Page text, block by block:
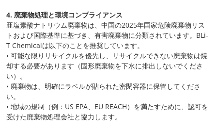
4. 廃棄物処理と環境コンプライアンス
亜塩素酸ナトリウム廃棄物は、中国の2025年国家危険廃棄物リス
トおよび国際基準に基づき、有害廃棄物に分類されています。BLi-
T Chemicalは以下のことを推奨しています。
• 可能な限りリサイクルを優先し、リサイクルできない廃棄物は焼
却する必要があります（固形廃棄物を下水に排出しないでくださ
い）。
• 廃棄物は、明確にラベルが貼られた密閉容器に保管してくださ
い。
• 地域の規制（例：US EPA、EU REACH）を満たすために、認可を
受けた廃棄物処理会社と協力します。